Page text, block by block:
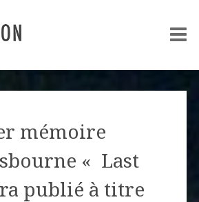
mémoire
« Last
publié à titre